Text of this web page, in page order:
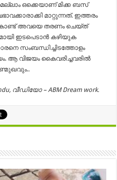
ഒക്കെയാണ് മിക്ക ബസ്
മാറ്റുന്നത്. ഇത്തരം
അവയെ തരണം ചെയ്ത്
ഇടപെടാൻ കഴിയുക
സംബന്ധിച്ചിടത്തോളം
ആ വിജയം കൈവരിച്ചവരിൽ
വീഡിയോ – ABM Dream work.